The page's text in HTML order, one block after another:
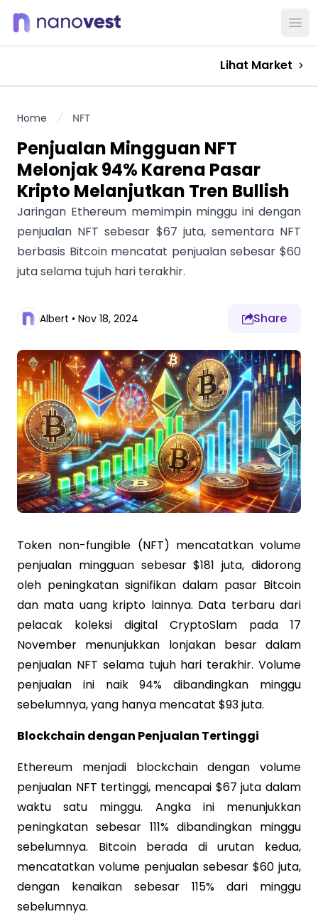
Lihat Market
Home NFT
Penjualan Mingguan NFT
Melonjak 94% Karena Pasar
Kripto Melanjutkan Tren Bullish
Jaringan Ethereum memimpin minggu ini dengan
penjualan NFT sebesar $67 juta, sementara NFT
berbasis Bitcoin mencatat penjualan sebesar $60
juta selama tujuh hari terakhir.
Albert • Nov 18, 2024 Share
Token non-fungible (NFT) mencatatkan volume
penjualan mingguan sebesar $181 juta, didorong
oleh peningkatan signifikan dalam pasar Bitcoin
dan mata uang kripto lainnya. Data terbaru dari
pelacak koleksi digital CryptoSlam pada 17
November menunjukkan lonjakan besar dalam
penjualan NFT selama tujuh hari terakhir. Volume
penjualan ini naik 94% dibandingkan minggu
sebelumnya, yang hanya mencatat $93 juta.
Blockchain dengan Penjualan Tertinggi
Ethereum menjadi blockchain dengan volume
penjualan NFT tertinggi, mencapai $67 juta dalam
waktu satu minggu. Angka ini menunjukkan
peningkatan sebesar 111% dibandingkan minggu
sebelumnya. Bitcoin berada di urutan kedua,
mencatatkan volume penjualan sebesar $60 juta,
dengan kenaikan sebesar 115% dari minggu
sebelumnya.